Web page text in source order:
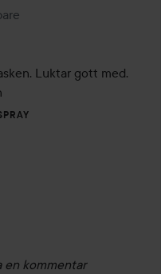
Luktar gott med.
en kommentar